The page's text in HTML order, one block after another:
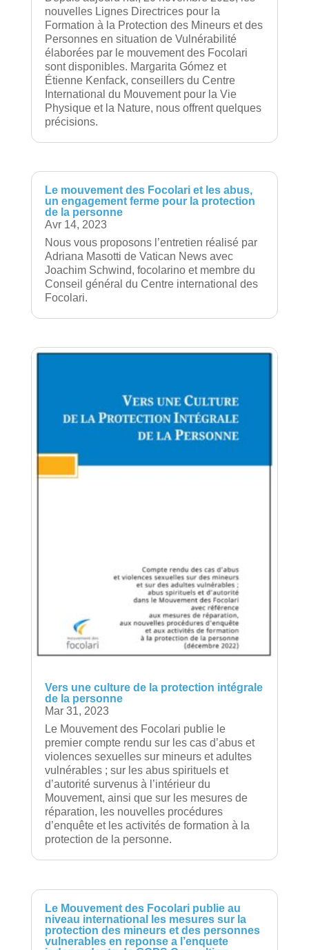
nouvelles Lignes Directrices pour la
Formation à la Protection des Mineurs et des
Personnes en situation de Vulnérabilité
élaborées par le mouvement des Focolari
sont disponibles. Margarita Gómez et
Étienne Kenfack, conseillers du Centre
International du Mouvement pour la Vie
Physique et la Nature, nous offrent quelques
précisions.
Le mouvement des Focolari et les abus,
un engagement ferme pour la protection
de la personne
Avr 14, 2023
Nous vous proposons l’entretien réalisé par
Adriana Masotti de Vatican News avec
Joachim Schwind, focolarino et membre du
Conseil général du Centre international des
Focolari.
Vers une culture de la protection intégrale
de la personne
Mar 31, 2023
Le Mouvement des Focolari publie le
premier compte rendu sur les cas d’abus et
violences sexuelles sur mineurs et adultes
vulnérables ; sur les abus spirituels et
d’autorité survenus à l’intérieur du
Mouvement, ainsi que sur les mesures de
réparation, les nouvelles procédures
d’enquête et les activités de formation à la
protection de la personne.
Le Mouvement des Focolari publie au
niveau international les mesures sur la
protection des mineurs et des personnes
vulnerables en reponse a l’enquete